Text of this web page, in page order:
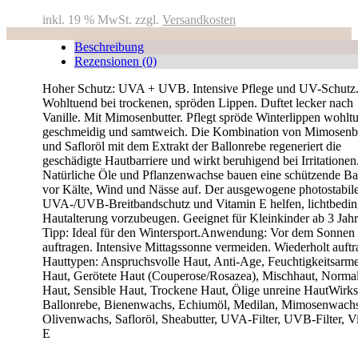
inkl. 19 % MwSt. zzgl. Versandkosten
Beschreibung
Rezensionen (0)
Hoher Schutz: UVA + UVB. Intensive Pflege und UV-Schutz.
Wohltuend bei trockenen, spröden Lippen. Duftet lecker nach
Vanille. Mit Mimosenbutter. Pflegt spröde Winterlippen
geschmeidig und samtweich. Die Kombination von
und Safloröl mit dem Extrakt der Ballonrebe regeneriert die
geschädigte Hautbarriere und wirkt beruhigend bei
Natürliche Öle und Pflanzenwachse bauen eine schützende
vor Kälte, Wind und Nässe auf. Der ausgewogene
UVA-/UVB-Breitbandschutz und Vitamin E helfen,
Hautalterung vorzubeugen. Geeignet für Kleinkinder ab 3
Tipp: Ideal für den Wintersport.Anwendung: Vor dem Sonnen
auftragen. Intensive Mittagssonne vermeiden. Wiederholt
Hauttypen: Anspruchsvolle Haut, Anti-Age,
Haut, Gerötete Haut (Couperose/Rosazea), Mischhaut,
Haut, Sensible Haut, Trockene Haut, Ölige unreine
Ballonrebe, Bienenwachs, Echiumöl, Medilan,
Olivenwachs, Safloröl, Sheabutter, UVA-Filter, UVB-Filter,
E